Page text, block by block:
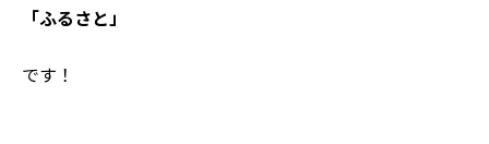
「ふるさと」
です！